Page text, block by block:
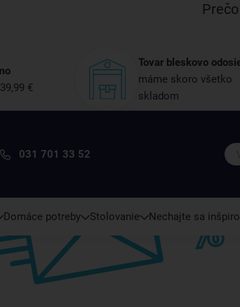
€
Tovar bleskovo
máme skoro všetko
skladom
031 701 33 52
Domáce potreby Stolovanie Nechajte sa